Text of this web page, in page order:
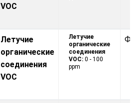
VOC
Летучие
органические
соединения
VOC
Летучие
органические
соединения
VOC: 0 - 100
ppm